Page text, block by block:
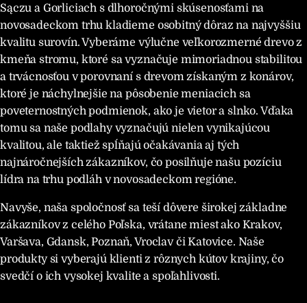
Sączu a Gorliciach s dlhoročnými skúsenosťami na
novosadeckom trhu kladieme osobitný dôraz na najvyššiu
kvalitu surovín. Vyberáme výlučne veľkorozmerné drevo z
kmeňa stromu, ktoré sa vyznačuje mimoriadnou stabilitou
a trvácnosťou v porovnaní s drevom získaným z konárov,
ktoré je náchylnejšie na pôsobenie meniacich sa
poveternostných podmienok, ako je vietor a slnko. Vďaka
tomu sa naše podlahy vyznačujú nielen vynikajúcou
kvalitou, ale taktiež spĺňajú očakávania aj tých
najnáročnejších zákazníkov, čo posilňuje našu pozíciu
lídra na trhu podláh v novosadeckom regióne.
Navyše, naša spoločnosť sa teší dôvere širokej základne
zákazníkov z celého Poľska, vrátane miest ako Krakov,
Varšava, Gdansk, Poznaň, Vroclav či Katovice. Naše
produkty si vyberajú klienti z rôznych kútov krajiny, čo
svedčí o ich vysokej kvalite a spoľahlivosti.